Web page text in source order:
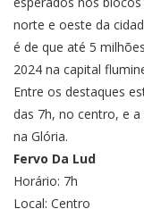
norte e oeste da
é de que até 5
2024 na capital
Entre os destaques
das 7h, no centro, e
na Glória.
Fervo Da Lud
Horário: 7h
Local: Centro